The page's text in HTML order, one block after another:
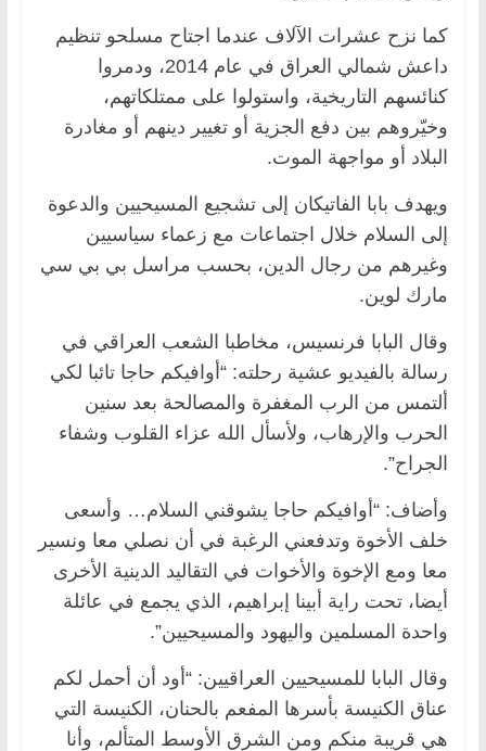
كما نزح عشرات الآلاف عندما اجتاح مسلحو تنظيم
داعش شمالي العراق في عام 2014، ودمروا
كنائسهم التاريخية، واستولوا على ممتلكاتهم،
وخيّروهم بين دفع الجزية أو تغيير دينهم أو مغادرة
البلاد أو مواجهة الموت.
ويهدف بابا الفاتيكان إلى تشجيع المسيحيين والدعوة
إلى السلام خلال اجتماعات مع زعماء سياسيين
وغيرهم من رجال الدين، بحسب مراسل بي بي سي
مارك لوين.
وقال البابا فرنسيس، مخاطبا الشعب العراقي في
رسالة بالفيديو عشية رحلته: “أوافيكم حاجا تائبا لكي
ألتمس من الرب المغفرة والمصالحة بعد سنين
الحرب والإرهاب، ولأسأل الله عزاء القلوب وشفاء
الجراح”.
وأضاف: “أوافيكم حاجا يشوقني السلام… وأسعى
خلف الأخوة وتدفعني الرغبة في أن نصلي معا ونسير
معا ومع الإخوة والأخوات في التقاليد الدينية الأخرى
أيضا، تحت راية أبينا إبراهيم، الذي يجمع في عائلة
واحدة المسلمين واليهود والمسيحيين”.
وقال البابا للمسيحيين العراقيين: “أود أن أحمل لكم
عناق الكنيسة بأسرها المفعم بالحنان، الكنيسة التي
هي قريبة منكم ومن الشرق الأوسط المتألم، وأنا